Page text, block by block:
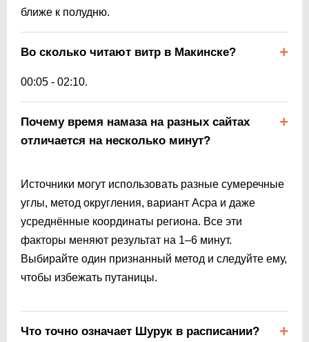
ближе к полудню.
Во сколько читают витр в Макинске?
00:05 - 02:10.
Почему время намаза на разных сайтах
отличается на несколько минут?
Источники могут использовать разные сумеречные
углы, метод округления, вариант Асра и даже
усреднённые координаты региона. Все эти
факторы меняют результат на 1–6 минут.
Выбирайте один признанный метод и следуйте ему,
чтобы избежать путаницы.
Что точно означает Шурук в расписании?